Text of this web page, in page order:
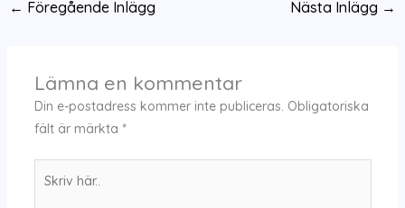
← Föregående Inlägg Nästa Inlägg →
Lämna en kommentar
Din e-postadress kommer inte publiceras. Obligatoriska
fält är märkta *